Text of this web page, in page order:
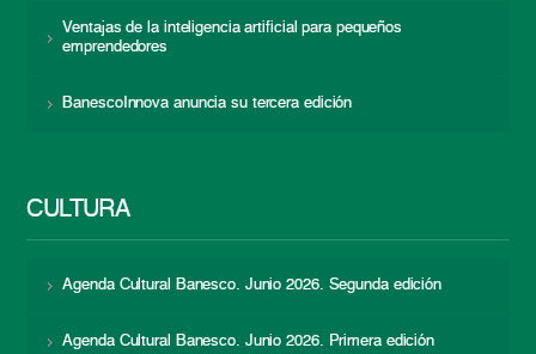
Ventajas de la inteligencia artificial para pequeños
emprendedores
BanescoInnova anuncia su tercera edición
CULTURA
Agenda Cultural Banesco. Junio 2026. Segunda edición
Agenda Cultural Banesco. Junio 2026. Primera edición